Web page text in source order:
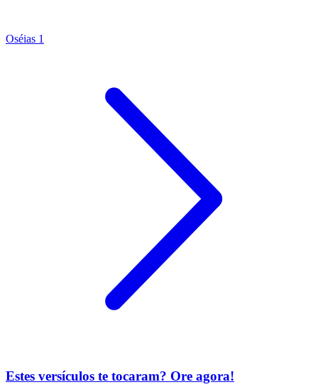
Oséias 1
Estes versículos te tocaram? Ore agora!